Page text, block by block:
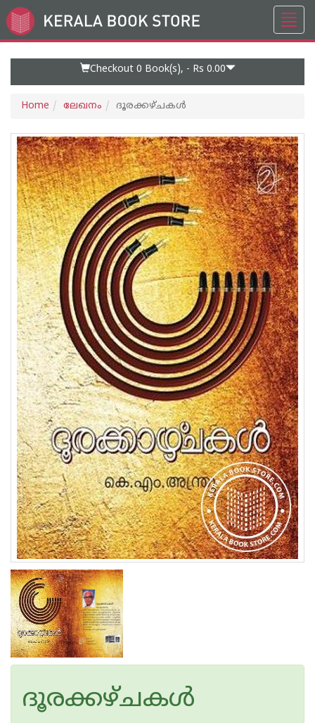
Go
to
Checkout 0 Book(s), - Rs 0.00
Home ലേഖനം ദൂരക്കഴ്ചകള്‍
ദൂരക്കഴ്ചകള്‍